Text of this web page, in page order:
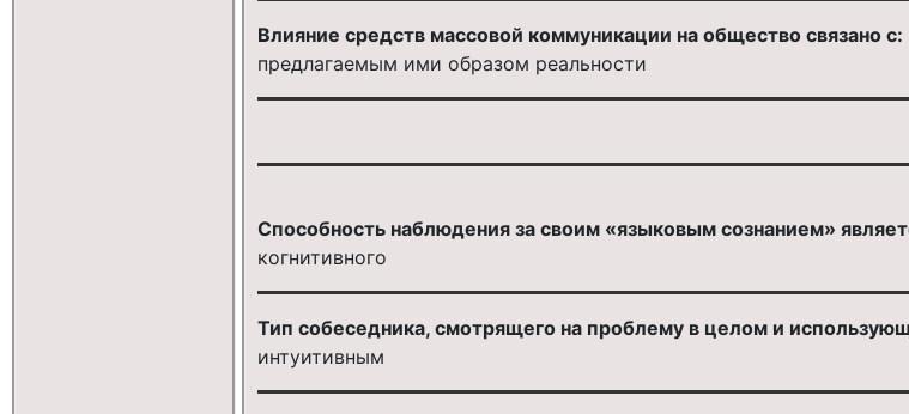
Влияние средств массовой коммуникации на общество связано с:
предлагаемым ими образом реальности
Способность наблюдения за своим «языковым сознанием»
когнитивного
Тип собеседника, смотрящего на проблему в целом и
интуитивным